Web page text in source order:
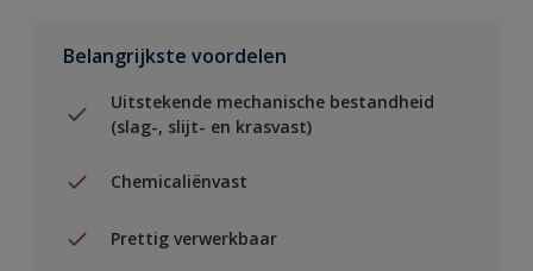
Belangrijkste voordelen
Uitstekende mechanische bestandheid
(slag-, slijt- en krasvast)
Chemicaliënvast
Prettig verwerkbaar